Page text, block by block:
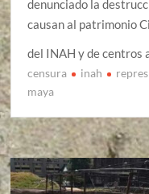
denunciado la
causan al patrimonio
del INAH y de centros
censura inah
maya